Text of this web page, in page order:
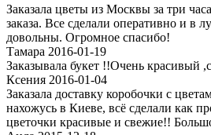
Заказала цветы из Москвы за три
заказа. Все сделали оперативно и в
довольны. Огромное спасибо!
Тамара 2016-01-19
Заказывала букет !!Очень красивый
Ксения 2016-01-04
Заказала доставку коробочки с
нахожусь в Киеве, всё сделали как
цветочки красивые и свежие!!